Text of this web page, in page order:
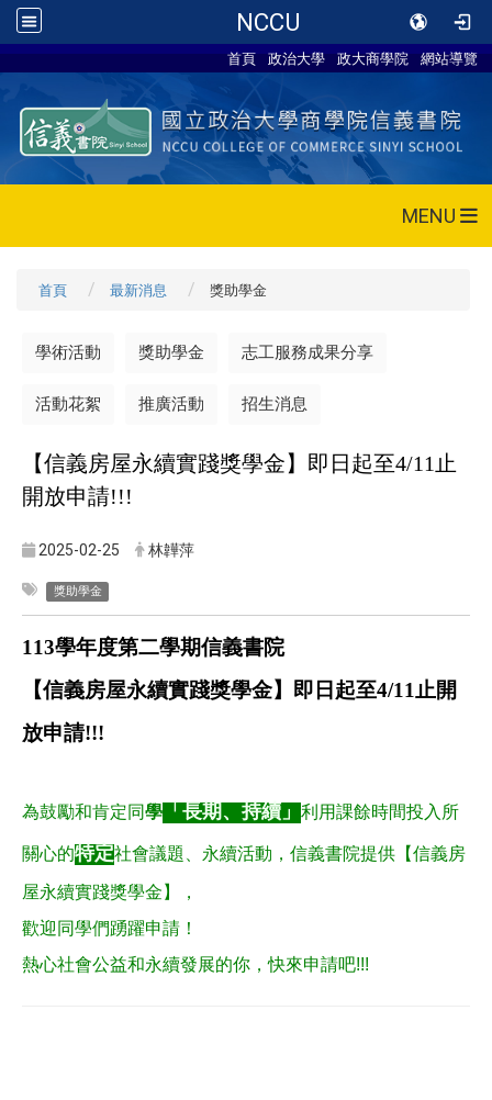
NCCU
首頁 政治大學 政大商學院 網站導覽
MENU
首頁 最新消息 獎助學金
學術活動 獎助學金 志工服務成果分享
活動花絮 推廣活動 招生消息
【信義房屋永續實踐獎學金】即日起至4/11止
開放申請!!!
2025-02-25 林韡萍
獎助學金
113學年度第二學期信義書院
【信義房屋永續實踐獎學金】即日起至4/11止開
放申請!!!
為鼓勵和肯定同學 「長期、持續」 利用課餘時間投入所
關心的特定社會議題、永續活動，信義書院提供【信義房
屋永續實踐獎學金】，
歡迎同學們踴躍申請！
熱心社會公益和永續發展的你，快來申請吧!!!